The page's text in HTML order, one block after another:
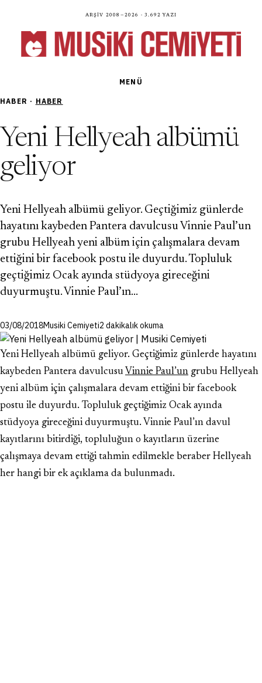
Arşiv 2008—2026 · 3.692 yazı
MENÜ
HABER · HABER
Yeni Hellyeah albümü
geliyor
Yeni Hellyeah albümü geliyor. Geçtiğimiz günlerde
hayatını kaybeden Pantera davulcusu Vinnie Paul’un
grubu Hellyeah yeni albüm için çalışmalara devam
ettiğini bir facebook postu ile duyurdu. Topluluk
geçtiğimiz Ocak ayında stüdyoya gireceğini
duyurmuştu. Vinnie Paul’ın…
03/08/2018Musiki Cemiyeti2 dakikalık okuma
Yeni Hellyeah albümü geliyor. Geçtiğimiz günlerde hayatını
kaybeden Pantera davulcusu Vinnie Paul’un grubu Hellyeah
yeni albüm için çalışmalara devam ettiğini bir facebook
postu ile duyurdu. Topluluk geçtiğimiz Ocak ayında
stüdyoya gireceğini duyurmuştu. Vinnie Paul’ın davul
kayıtlarını bitirdiği, topluluğun o kayıtların üzerine
çalışmaya devam ettiği tahmin edilmekle beraber Hellyeah
her hangi bir ek açıklama da bulunmadı.